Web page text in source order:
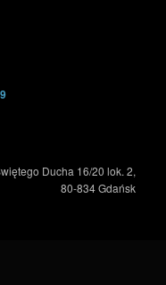
Ducha 16/20 lok. 2,
80-834 Gdańsk